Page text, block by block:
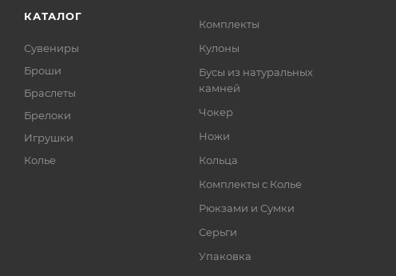
КАТАЛОГ
Сувениры
Броши
Браслеты
Брелоки
Игрушки
Колье
Комплекты
Кулоны
Бусы из натуральных
камней
Чокер
Ножи
Кольца
Комплекты с Колье
Рюкзами и Сумки
Серьги
Упаковка